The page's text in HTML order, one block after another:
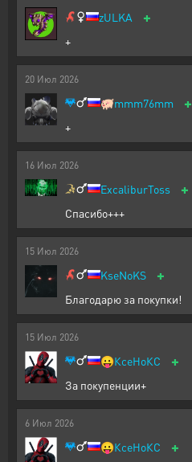
zULKA +
+
20 Июл 2026
🐖mmm76mm +
+
16 Июл 2026
ExcaliburToss +
Спасибо+++
15 Июл 2026
KseNoKS +
Благодарю за покупки!
15 Июл 2026
😛КсеНоКС +
За покупенции+
6 Июл 2026
😛КсеНоКС +